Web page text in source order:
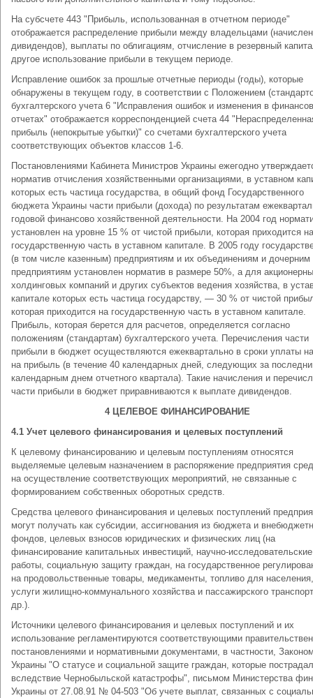
На субсчете 443 "Прибыль, использованная в отчетном периоде"
отображается распределение прибыли между владельцами
дивидендов), выплаты по облигациям, отчисление в резервный
другое использование прибыли в текущем периоде.
Исправление ошибок за прошлые отчетные периоды (годы), которые
обнаружены в текущем году, в соответствии с Положением
бухгалтерского учета 6 "Исправления ошибок и изменения в
отчетах" отображается корреспонденцией счета 44
прибыль (непокрытые убытки)" со счетами бухгалтерского учета
соответствующих объектов классов 1-6.
Постановлениями Кабинета Министров Украины ежегодно
норматив отчисления хозяйственными организациями, в уставном
которых есть частица государства, в общий фонд Государственного
бюджета Украины части прибыли (дохода) по результатам
годовой финансово хозяйственной деятельности. На 2004 год
установлен на уровне 15 % от чистой прибыли, которая приходится на
государственную часть в уставном капитале. В 2005 году
(в том числе казенным) предприятиям и их объединениям и дочерним
предприятиям установлен норматив в размере 50%, а для
холдинговых компаний и других субъектов ведения хозяйства, в
капитале которых есть частица государству, — 30 % от чистой
которая приходится на государственную часть в уставном капитале.
Прибыль, которая берется для расчетов, определяется согласно
положениям (стандартам) бухгалтерского учета. Перечисления части
прибыли в бюджет осуществляются ежеквартально в сроки уплаты
на прибыль (в течение 40 календарных дней, следующих за
календарным днем отчетного квартала). Такие начисления и
части прибыли в бюджет приравниваются к выплате дивидендов.
4 ЦЕЛЕВОЕ ФИНАНСИРОВАНИЕ
4.1 Учет целевого финансирования и целевых поступлений
К целевому финансированию и целевым поступлениям относятся
выделяемые целевым назначением в распоряжение предприятия
на осуществление соответствующих мероприятий, не связанные с
формированием собственных оборотных средств.
Средства целевого финансирования и целевых поступлений
могут получать как субсидии, ассигнования из бюджета и
фондов, целевых взносов юридических и физических лиц (на
финансирование капитальных инвестиций, научно-исследовательские
работы, социальную защиту граждан, на государственное
на продовольственные товары, медикаменты, топливо для населения,
услуги жилищно-коммунального хозяйства и пассажирского
др.).
Источники целевого финансирования и целевых поступлений и их
использование регламентируются соответствующими
постановлениями и нормативными документами, в частности,
Украины "О статусе и социальной защите граждан, которые
вследствие Чернобыльской катастрофы", письмом Министерства
Украины от 27.08.91 № 04-503 "Об учете выплат, связанных с